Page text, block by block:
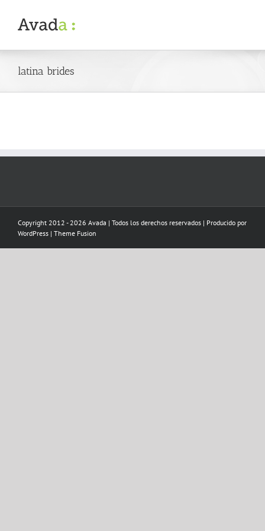
content
latina brides
Copyright 2012 - 2026 Avada | Todos los derechos reservados | Producido por
WordPress | Theme Fusion